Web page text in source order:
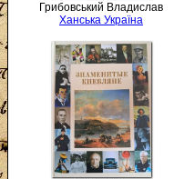
Грибовський Владислав
Ханська Україна